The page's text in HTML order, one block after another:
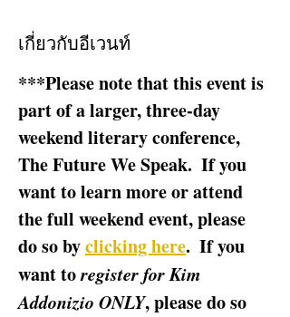
เกี่ยวกับอีเวนท์
***Please note that this event is
part of a larger, three-day
weekend literary conference,
The Future We Speak.  If you
want to learn more or attend
the full weekend event, please
do so by clicking here.  If you
want to register for Kim
Addonizio ONLY, please do so